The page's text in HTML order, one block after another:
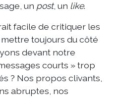
un post, un like.
facile de critiquer les
toujours du côté
devant notre
courts » trop
? Nos propos clivants,
abruptes, nos